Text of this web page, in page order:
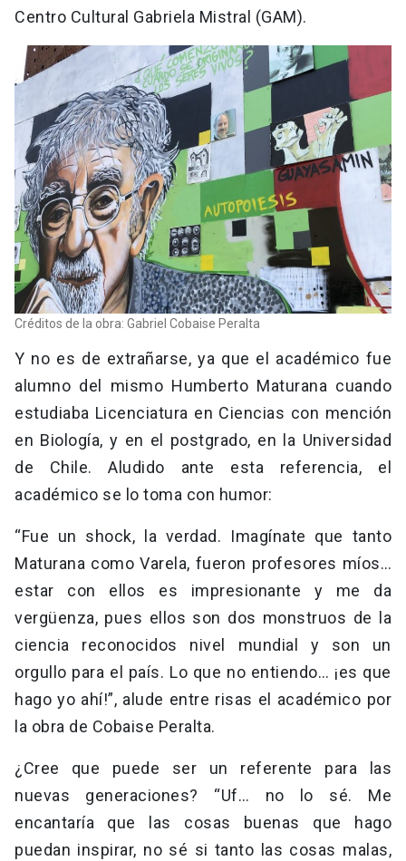
Centro Cultural Gabriela Mistral (GAM).
Créditos de la obra: Gabriel Cobaise Peralta
Y no es de extrañarse, ya que el académico fue
alumno del mismo Humberto Maturana cuando
estudiaba Licenciatura en Ciencias con mención
en Biología, y en el postgrado, en la Universidad
de Chile. Aludido ante esta referencia, el
académico se lo toma con humor:
“Fue un shock, la verdad. Imagínate que tanto
Maturana como Varela, fueron profesores míos…
estar con ellos es impresionante y me da
vergüenza, pues ellos son dos monstruos de la
ciencia reconocidos nivel mundial y son un
orgullo para el país. Lo que no entiendo… ¡es que
hago yo ahí!”, alude entre risas el académico por
la obra de Cobaise Peralta.
¿Cree que puede ser un referente para las
nuevas generaciones? “Uf… no lo sé. Me
encantaría que las cosas buenas que hago
puedan inspirar, no sé si tanto las cosas malas,